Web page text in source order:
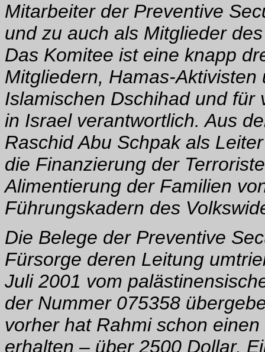
Mitarbeiter der Preventive
und zu auch als Mitglieder
Das Komitee ist eine knapp
Mitgliedern, Hamas-
Islamischen Dschihad und für
in Israel verantwortlich. Aus
Raschid Abu Schpak als
die Finanzierung der
Alimentierung der Familien
Führungskadern des
Die Belege der Preventive
Fürsorge deren Leitung
Juli 2001 vom
der Nummer 075358
vorher hat Rahmi schon
erhalten – über 2500 Dollar.